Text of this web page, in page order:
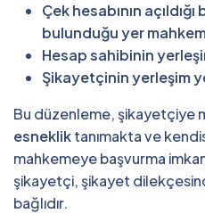
Çek hesabının
bulunduğu yer
Hesap sahibinin
Şikayetçinin yerleşim
Bu düzenleme, şikayetçiye
esnekliktanımakta ve
mahkemeye başvurma
şikayetçi, şikayet
bağlıdır.